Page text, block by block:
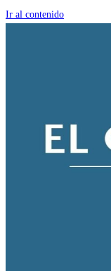
Ir al contenido